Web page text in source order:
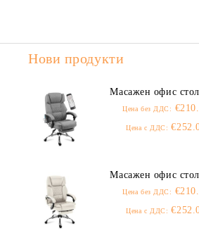
Нови продукти
Масажен офис
Цена без ДДС:
Цена с ДДС:
Масажен офис
Цена без ДДС:
Цена с ДДС: